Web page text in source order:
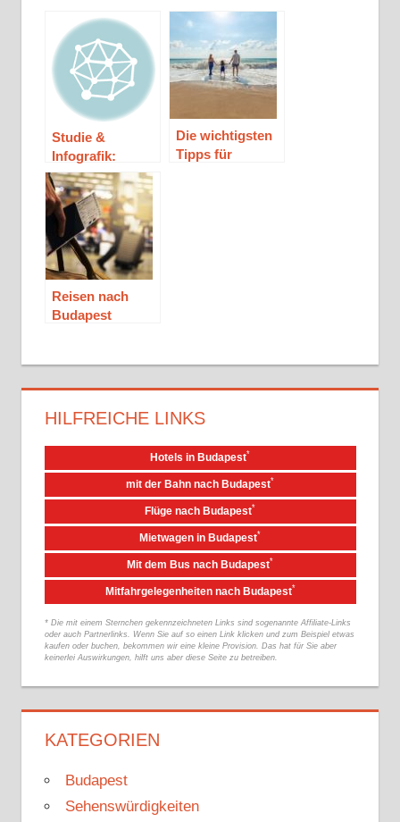
Studie &
Infografik:
Digitales Reisen
immer beliebter
Die wichtigsten
Tipps für
Reisen nach
Budapest
HILFREICHE LINKS
Hotels in Budapest*
mit der Bahn nach Budapest*
Flüge nach Budapest*
Mietwagen in Budapest*
Mit dem Bus nach Budapest*
Mitfahrgelegenheiten nach Budapest*
* Die mit einem Sternchen gekennzeichneten Links sind sogenannte Affiliate-Links
oder auch Partnerlinks. Wenn Sie auf so einen Link klicken und zum Beispiel etwas
kaufen oder buchen, bekommen wir eine kleine Provision. Das hat für Sie aber
keinerlei Auswirkungen, hilft uns aber diese Seite zu betreiben.
KATEGORIEN
Budapest
Sehenswürdigkeiten